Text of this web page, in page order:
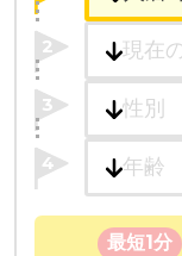
2
3
4
最短1分